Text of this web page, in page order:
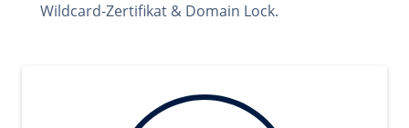
Wildcard-Zertifikat & Domain Lock.